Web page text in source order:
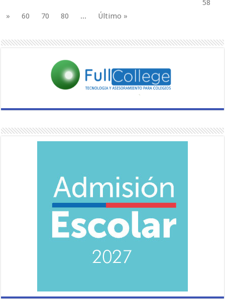
58
»
60 70 80 ... Último »